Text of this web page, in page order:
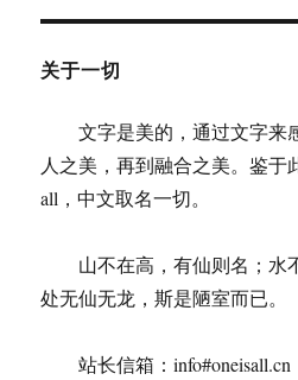
关于一切
文字是美的，通过文字来
人之美，再到融合之美。鉴于
all，中文取名一切。
山不在高，有仙则名；水
处无仙无龙，斯是陋室而已。
站长信箱：info#oneisall.cn